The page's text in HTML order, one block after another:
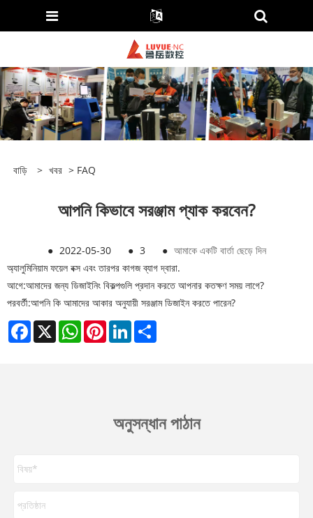
বাড়ি > খবর > FAQ
আপনি কিভাবে সরঞ্জাম প্যাক করবেন?
● 2022-05-30 ● 3 ● আমাকে একটি বার্তা ছেড়ে দিন
অ্যালুমিনিয়াম ফয়েল বক্স এবং তারপর কাগজ ব্যাগ দ্বারা.
আগে:আমাদের জন্য ডিজাইনিং বিকল্পগুলি প্রদান করতে আপনার কতক্ষণ সময় লাগে?
পরবর্তী:আপনি কি আমাদের আকার অনুযায়ী সরঞ্জাম ডিজাইন করতে পারেন?
Facebook
X WhatsAppPinterestLinkedIn
অনুসন্ধান পাঠান